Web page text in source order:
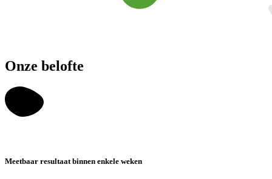
Onze belofte
Meetbaar resultaat binnen enkele weken